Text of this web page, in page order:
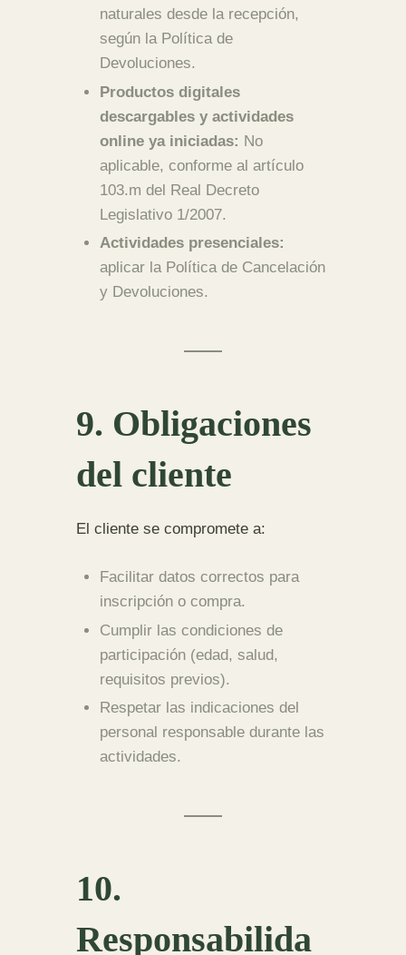
naturales desde la recepción,
según la Política de
Devoluciones.
Productos digitales
descargables y actividades
online ya iniciadas: No
aplicable, conforme al artículo
103.m del Real Decreto
Legislativo 1/2007.
Actividades presenciales:
aplicar la Política de Cancelación
y Devoluciones.
9. Obligaciones
del cliente
El cliente se compromete a:
Facilitar datos correctos para
inscripción o compra.
Cumplir las condiciones de
participación (edad, salud,
requisitos previos).
Respetar las indicaciones del
personal responsable durante las
actividades.
10.
Responsabilida